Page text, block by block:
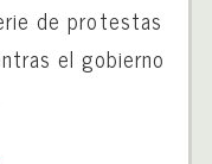
de protestas
el gobierno